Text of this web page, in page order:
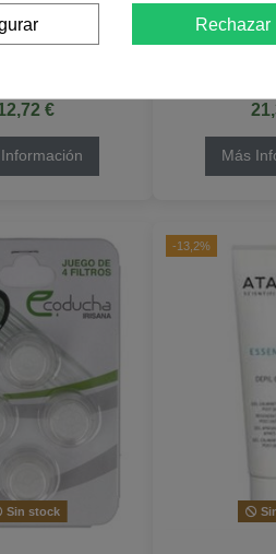
Hidratante
€
Depiwhite Gel
Más
Sin stock
-13,2%
Rechazar